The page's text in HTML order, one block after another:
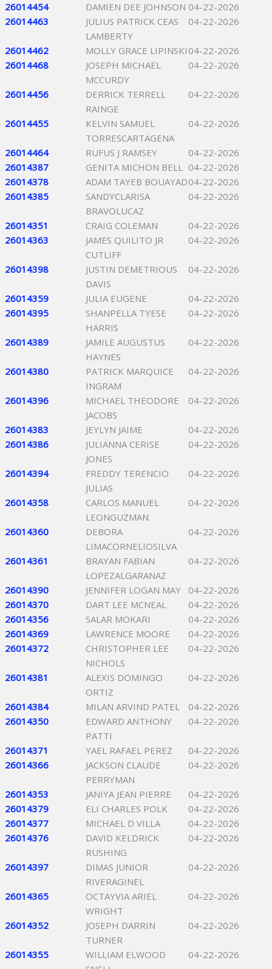
26014454 DAMIEN DEE JOHNSON 04-22-2026
26014463
JULIUS PATRICK CEAS
LAMBERTY
04-22-2026
26014462 MOLLY GRACE LIPINSKI 04-22-2026
26014468
JOSEPH MICHAEL
MCCURDY
04-22-2026
26014456
DERRICK TERRELL
RAINGE
04-22-2026
26014455
KELVIN SAMUEL
TORRESCARTAGENA
04-22-2026
26014464 RUFUS J RAMSEY
04-22-2026
26014387
GENITA MICHON BELL 04-22-2026
26014378
ADAM TAYEB BOUAYAD04-22-2026
26014385
SANDYCLARISA
BRAVOLUCAZ
04-22-2026
26014351 CRAIG COLEMAN
04-22-2026
26014363
JAMES QUILITO JR
CUTLIFF
04-22-2026
26014398
JUSTIN DEMETRIOUS
DAVIS
04-22-2026
26014359 JULIA EUGENE
04-22-2026
26014395
SHANPELLA TYESE
HARRIS
04-22-2026
26014389
JAMILE AUGUSTUS
HAYNES
04-22-2026
26014380
PATRICK MARQUICE
INGRAM
04-22-2026
26014396
MICHAEL THEODORE
JACOBS
04-22-2026
26014383 JEYLYN JAIME
04-22-2026
26014386
JULIANNA CERISE
JONES
04-22-2026
26014394
FREDDY TERENCIO
JULIAS
04-22-2026
26014358
CARLOS MANUEL
LEONGUZMAN
04-22-2026
26014360
DEBORA
LIMACORNELIOSILVA
04-22-2026
26014361
BRAYAN FABIAN
LOPEZALGARANAZ
04-22-2026
26014390 JENNIFER LOGAN MAY
04-22-2026
26014370
DART LEE MCNEAL
04-22-2026
26014356
SALAR MOKARI
04-22-2026
26014369
LAWRENCE MOORE
04-22-2026
26014372
CHRISTOPHER LEE
NICHOLS
04-22-2026
26014381
ALEXIS DOMINGO
ORTIZ
04-22-2026
26014384 MILAN ARVIND PATEL
04-22-2026
26014350
EDWARD ANTHONY
PATTI
04-22-2026
26014371 YAEL RAFAEL PEREZ
04-22-2026
26014366
JACKSON CLAUDE
PERRYMAN
04-22-2026
26014353 JANIYA JEAN PIERRE
04-22-2026
26014379
ELI CHARLES POLK
04-22-2026
26014377
MICHAEL D VILLA
04-22-2026
26014376
DAVID KELDRICK
RUSHING
04-22-2026
26014397
DIMAS JUNIOR
RIVERAGINEL
04-22-2026
26014365
OCTAYVIA ARIEL
WRIGHT
04-22-2026
26014352
JOSEPH DARRIN
TURNER
04-22-2026
26014355
WILLIAM ELWOOD
04-22-2026